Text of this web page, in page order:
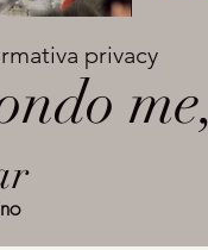
preferite dai
viene
privacy